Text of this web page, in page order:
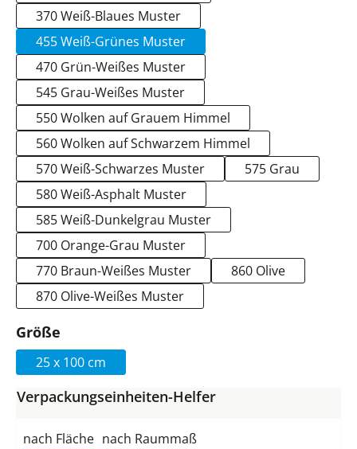
370 Weiß-Blaues Muster
455 Weiß-Grünes Muster
470 Grün-Weißes Muster
545 Grau-Weißes Muster
550 Wolken auf Grauem Himmel
560 Wolken auf Schwarzem Himmel
570 Weiß-Schwarzes Muster
575 Grau
580 Weiß-Asphalt Muster
585 Weiß-Dunkelgrau Muster
700 Orange-Grau Muster
770 Braun-Weißes Muster
860 Olive
870 Olive-Weißes Muster
Größe
25 x 100 cm
Verpackungseinheiten-Helfer
nach Fläche nach Raummaß